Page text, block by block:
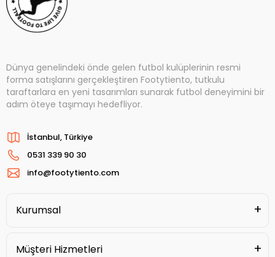
Dünya genelindeki önde gelen futbol kulüplerinin resmi
forma satışlarını gerçekleştiren Footytiento, tutkulu
taraftarlara en yeni tasarımları sunarak futbol deneyimini bir
adım öteye taşımayı hedefliyor.
İstanbul, Türkiye
0531 339 90 30
info@footytiento.com
Kurumsal
Müşteri Hizmetleri